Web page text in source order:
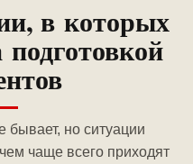
в которых
бывает, но ситуации
чаще всего приходят